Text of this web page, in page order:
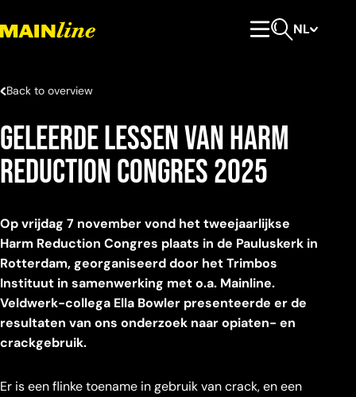
NL
Back to overview
Geleerde lessen van Harm
Reduction Congres 2025
Op vrijdag 7 november vond het tweejaarlijkse
Harm Reduction Congres plaats in de Pauluskerk in
Rotterdam, georganiseerd door het Trimbos
Instituut in samenwerking met o.a. Mainline.
Veldwerk-collega Ella Bowler presenteerde er de
resultaten van ons onderzoek naar opiaten- en
crackgebruik.
Er is een flinke toename in gebruik van crack, en een